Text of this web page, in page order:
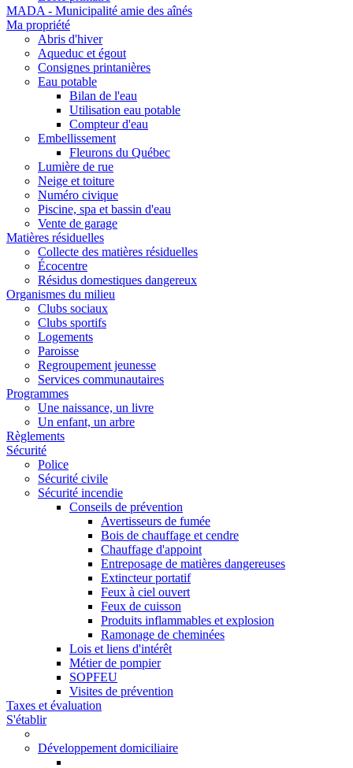
MADA - Municipalité amie des aînés
Ma propriété
Abris d'hiver
Aqueduc et égout
Consignes printanières
Eau potable
Bilan de l'eau
Utilisation eau potable
Compteur d'eau
Embellissement
Fleurons du Québec
Lumière de rue
Neige et toiture
Numéro civique
Piscine, spa et bassin d'eau
Vente de garage
Matières résiduelles
Collecte des matières résiduelles
Écocentre
Résidus domestiques dangereux
Organismes du milieu
Clubs sociaux
Clubs sportifs
Logements
Paroisse
Regroupement jeunesse
Services communautaires
Programmes
Une naissance, un livre
Un enfant, un arbre
Règlements
Sécurité
Police
Sécurité civile
Sécurité incendie
Conseils de prévention
Avertisseurs de fumée
Bois de chauffage et cendre
Chauffage d'appoint
Entreposage de matières dangereuses
Extincteur portatif
Feux à ciel ouvert
Feux de cuisson
Produits inflammables et explosion
Ramonage de cheminées
Lois et liens d'intérêt
Métier de pompier
SOPFEU
Visites de prévention
Taxes et évaluation
S'établir
Développement domiciliaire